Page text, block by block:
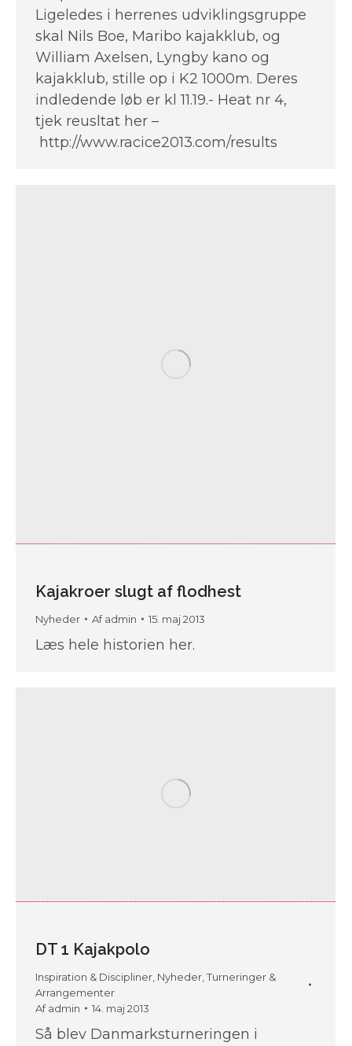
Ligeledes i herrenes udviklingsgruppe
skal Nils Boe, Maribo kajakklub, og
William Axelsen, Lyngby kano og
kajakklub, stille op i K2 1000m. Deres
indledende løb er kl 11.19.- Heat nr 4,
tjek reusltat her –
http://www.racice2013.com/results
Kajakroer slugt af flodhest
Nyheder Afadmin 15. maj 2013
Læs hele historien her.
DT 1 Kajakpolo
Inspiration & Discipliner, Nyheder,Turneringer &
Arrangementer
Afadmin 14. maj 2013
Så blev Danmarksturneringen i